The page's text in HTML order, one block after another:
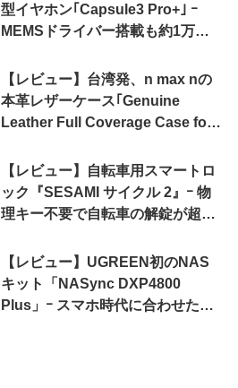
型イヤホン｢Capsule3 Pro+｣ ｰ
MEMSドライバー搭載も約1万円
【レビュー】台湾発、n max nの
本革レザーケース｢Genuine
Leather Full Coverage Case for
【レビュー】自転車用スマートロ
ック『SESAMI サイクル 2』ｰ 物
理キー不要で自転車の解錠が超簡
【レビュー】UGREEN初のNAS
キット「NASync DXP4800
Plus」ｰ スマホ時代に合わせた設